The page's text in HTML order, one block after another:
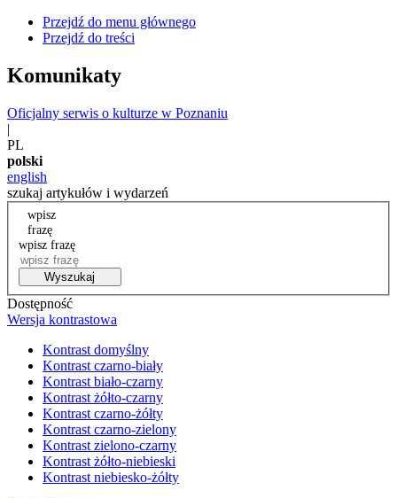
Przejdź do menu głównego
Przejdź do treści
Komunikaty
Oficjalny serwis o kulturze w Poznaniu
|
PL
polski
english
szukaj artykułów i wydarzeń
wpisz
frazę
wpisz frazę
Wyszukaj
Dostępność
Wersja kontrastowa
Kontrast domyślny
Kontrast czarno-biały
Kontrast biało-czarny
Kontrast żółto-czarny
Kontrast czarno-żółty
Kontrast czarno-zielony
Kontrast zielono-czarny
Kontrast żółto-niebieski
Kontrast niebiesko-żółty